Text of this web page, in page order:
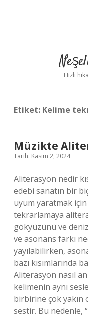
Hızlı
Etiket: Kelime
Müzikte
Tarih: Kasım 2, 2024
Aliterasyon nedir
edebi sanatın bir
uyum yaratmak için
tekrarlamaya
gökyüzünü ve
ve asonans farkı
yayılabilirken,
bazı kısımlarında
Aliterasyon nasıl
kelimenin aynı
birbirine çok yakın
sestir. Bu nedenle,